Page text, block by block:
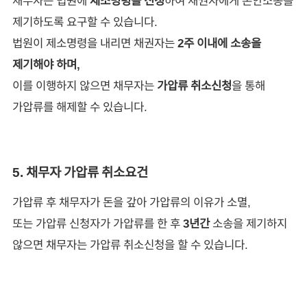
제기하도록 요구할 수 있습니다.
법원이 제소명령을 내리면 채권자는2주 이내에 소송을
제기해야 하며,
이를 이행하지 않으면 채무자는 가압류 취소신청을 통해
가압류를 해제할 수 있습니다.
5. 채무자 가압류 취소요건
가압류 후 채무자가 돈을 갚아 가압류의 이유가 소멸,
또는 가압류 신청자가 가압류를 한 후3년간소송을 제기하지
않으면 채무자는 가압류 취소신청을 할 수 있습니다.